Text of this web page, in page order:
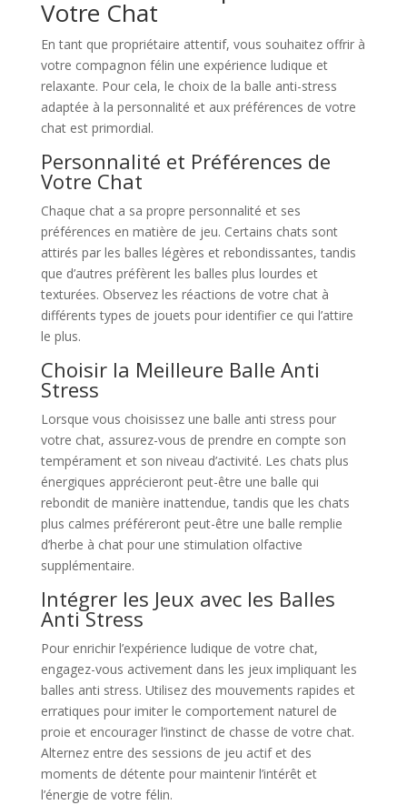
Votre Chat
En tant que propriétaire attentif, vous souhaitez offrir à
votre compagnon félin une expérience ludique et
relaxante. Pour cela, le choix de la balle anti-stress
adaptée à la personnalité et aux préférences de votre
chat est primordial.
Personnalité et Préférences de
Votre Chat
Chaque chat a sa propre personnalité et ses
préférences en matière de jeu. Certains chats sont
attirés par les balles légères et rebondissantes, tandis
que d’autres préfèrent les balles plus lourdes et
texturées. Observez les réactions de votre chat à
différents types de jouets pour identifier ce qui l’attire
le plus.
Choisir la Meilleure Balle Anti
Stress
Lorsque vous choisissez une balle anti stress pour
votre chat, assurez-vous de prendre en compte son
tempérament et son niveau d’activité. Les chats plus
énergiques apprécieront peut-être une balle qui
rebondit de manière inattendue, tandis que les chats
plus calmes préféreront peut-être une balle remplie
d’herbe à chat pour une stimulation olfactive
supplémentaire.
Intégrer les Jeux avec les Balles
Anti Stress
Pour enrichir l’expérience ludique de votre chat,
engagez-vous activement dans les jeux impliquant les
balles anti stress. Utilisez des mouvements rapides et
erratiques pour imiter le comportement naturel de
proie et encourager l’instinct de chasse de votre chat.
Alternez entre des sessions de jeu actif et des
moments de détente pour maintenir l’intérêt et
l’énergie de votre félin.